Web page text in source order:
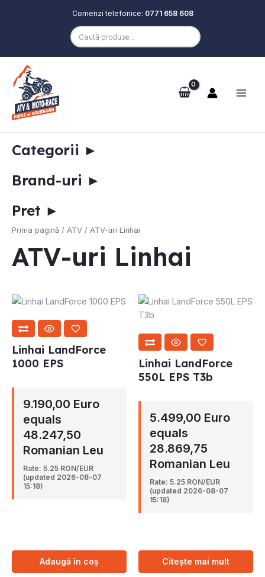
Skip
content
Comenzi telefonice: 0771 658 608
search
Categorii ►
Brand-uri ►
Pret ►
Prima pagină / ATV / ATV-uri Linhai
ATV-uri Linhai
Linhai LandForce
1000 EPS
9.190,00 Euro
equals
48.247,50
Romanian Leu
Rate: 5.25 RON/EUR
(updated 2026-08-07
15:18)
Adaugă în coș
Linhai LandForce
550L EPS T3b
5.499,00 Euro
equals
28.869,75
Romanian Leu
Rate: 5.25 RON/EUR
(updated 2026-08-07
15:18)
Citește mai mult